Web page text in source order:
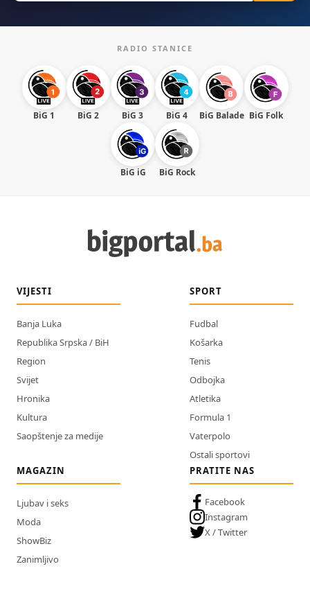
RADIO STANICE
BiG 1 BiG 2 BiG 3 BiG 4 BiG Balade BiG Folk
BiG iG BiG Rock
VIJESTI
Banja Luka
Republika Srpska / BiH
Region
Svijet
Hronika
Kultura
Saopštenje za medije
SPORT
Fudbal
Košarka
Tenis
Odbojka
Atletika
Formula 1
Vaterpolo
Ostali sportovi
MAGAZIN
Ljubav i seks
Moda
ShowBiz
Zanimljivo
PRATITE NAS
Facebook
Instagram
X / Twitter